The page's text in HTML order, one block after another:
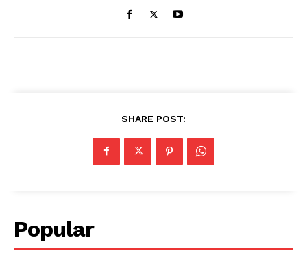
SHARE POST:
Popular